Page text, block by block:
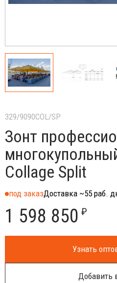
329/9090COL/SP
Зонт
Collage Split
под заказДоставка ~55 раб.
1 598 850 ₽
Узнать
Добавить